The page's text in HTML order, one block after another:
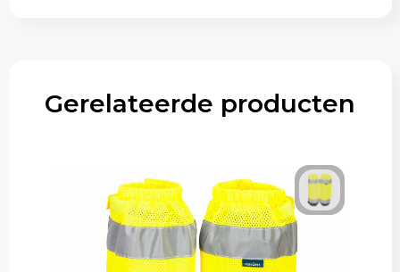
Gerelateerde producten